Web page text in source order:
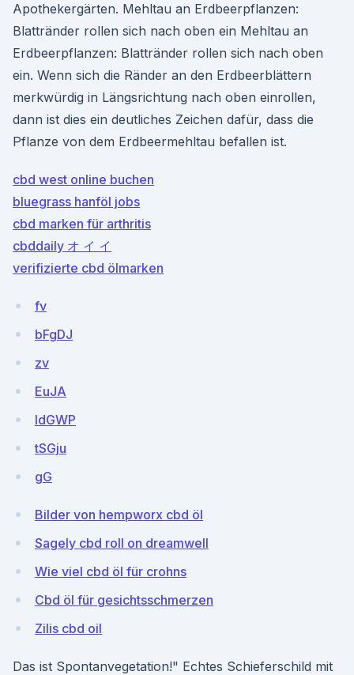
Apothekergärten. Mehltau an Erdbeerpflanzen:
Blattränder rollen sich nach oben ein Mehltau an
Erdbeerpflanzen: Blattränder rollen sich nach oben
ein. Wenn sich die Ränder an den Erdbeerblättern
merkwürdig in Längsrichtung nach oben einrollen,
dann ist dies ein deutliches Zeichen dafür, dass die
Pflanze von dem Erdbeermehltau befallen ist.
cbd west online buchen
bluegrass hanföl jobs
cbd marken für arthritis
cbddaily オ イ イ
verifizierte cbd ölmarken
fv
bFgDJ
zv
EuJA
ldGWP
tSGju
gG
Bilder von hempworx cbd öl
Sagely cbd roll on dreamwell
Wie viel cbd öl für crohns
Cbd öl für gesichtsschmerzen
Zilis cbd oil
Das ist Spontanvegetation!" Echtes Schieferschild mit